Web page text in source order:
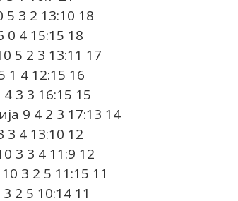
5 3 2 13:10 18
0 4 15:15 18
5 2 3 13:11 17
1 4 12:15 16
3 3 16:15 15
9 4 2 3 17:13 14
3 4 13:10 12
3 3 4 11:9 12
3 2 5 11:15 11
2 5 10:14 11